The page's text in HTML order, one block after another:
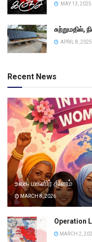
MAY 13, 2025
சுற்றுமதில்,
APRIL 8, 2025
Recent News
உலக மகளிர் தினம்
MARCH 8, 2026
Operation
MARCH 2,